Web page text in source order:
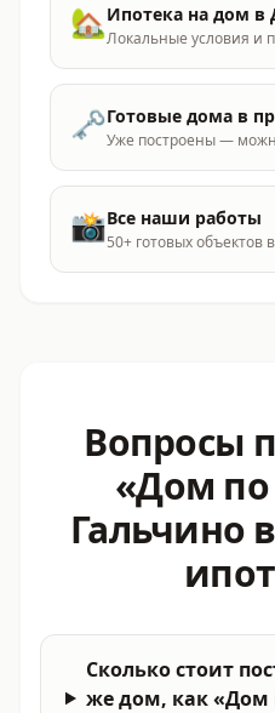
🏡Ипотека на дом в
Локальные условия и
🗝️Готовые дома в
Уже построены —
📸Все наши работы
50+ готовых объектов
Вопросы
«Дом по
Гальчино
Сколько стоит
же дом, как «Дом